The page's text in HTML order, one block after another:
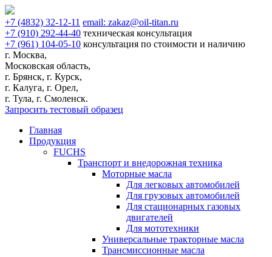
+7 (4832) 32-12-11 email: zakaz@oil-titan.ru
+7 (910) 292-44-40 техническая консультация
+7 (961) 104-05-10 консультация по стоимости и наличию
г. Москва,
Московская область,
г. Брянск, г. Курск,
г. Калуга, г. Орел,
г. Тула, г. Смоленск.
Запросить тестовый образец
Главная
Продукция
FUCHS
Транспорт и внедорожная техника
Моторные масла
Для легковых автомобилей
Для грузовых автомобилей
Для стационарных газовых
двигателей
Для мототехники
Универсальные тракторные масла
Трансмиссионные масла